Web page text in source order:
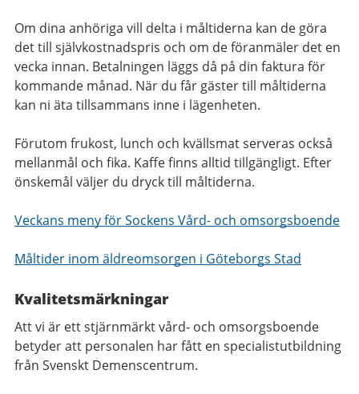
Om dina anhöriga vill delta i måltiderna kan de göra
det till självkostnadspris och om de föranmäler det en
vecka innan. Betalningen läggs då på din faktura för
kommande månad. När du får gäster till måltiderna
kan ni äta tillsammans inne i lägenheten.
Förutom frukost, lunch och kvällsmat serveras också
mellanmål och fika. Kaffe finns alltid tillgängligt. Efter
önskemål väljer du dryck till måltiderna.
Veckans meny för Sockens Vård- och omsorgsboende
Måltider inom äldreomsorgen i Göteborgs Stad
Kvalitetsmärkningar
Att vi är ett stjärnmärkt vård- och omsorgsboende
betyder att personalen har fått en specialistutbildning
från Svenskt Demenscentrum.